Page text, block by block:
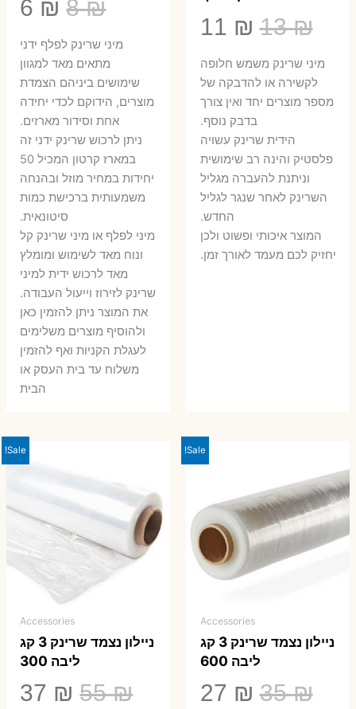
13₪
המחיר
המקורי
היה:
13 ₪.
11 ₪
הוא:
​מיני שרינק משמש חלופה
לקשירה או להדבקה של
מספר מוצרים יחד ואין צורך
בדבק נוסף.
הידית שרינק עשויה
פלסטיק והינה רב שימושית
וניתנת להעברה מגליל
השרינק לאחר שנגר לגליל
החדש.
המוצר איכותי ופשוט ולכן
יחזיק לכם מעמד לאורך זמן.
8₪
היה:
8 ₪.
6 ₪
6 ₪.
מיני שרינק לפלף ידני
מתאים מאד למגוון
שימושים ביניהם הצמדת
מוצרים, הידוקם לכדי יחידה
אחת וסידור מארזים.
ניתן לרכוש שרינק ידני זה
במארז קרטון המכיל 50
יחידות במחיר מוזל ובהנחה
משמעותית ברכישת כמות
סיטונאית.
מיני לפלף או מיני שרינק קל
ונוח מאד לשימוש ומומלץ
מאד לרכוש ידית למיני
שרינק לזירוז וייעול העבודה.
את המוצר ניתן להזמין כאן
ולהוסיף מוצרים משלימים
לעגלת הקניות ואף להזמין
משלוח עד בית העסק או
הבית
Sale!
Accessories
ניילון נצמד שרינק 3 קג
ליבה 600
35₪
המחיר
27 ₪
Sale!
Accessories
ניילון נצמד שרינק 3 קג
ליבה 300
55₪
המחיר
37 ₪